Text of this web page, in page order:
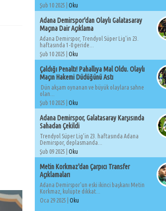
Şub 10 2025 |
Oku
Adana Demirspor'dan Olaylı Galatasaray
Maçına Dair Açıklama
Adana Demirspor, Trendyol Süper Lig'in 23.
haftasında 1-0 geride...
Şub 10 2025 |
Oku
Çaldığı Penaltı! Pahallıya Mal Oldu. Olaylı
Maçın Hakemi Düdüğünü Astı
Dün akşam oynanan ve büyük olaylara sahne
olan...
Şub 10 2025 |
Oku
Adana Demirspor, Galatasaray Karşısında
Sahadan Çekildi
Trendyol Süper Lig'in 23. haftasında Adana
Demirspor, deplasmanda...
Şub 09 2025 |
Oku
Metin Korkmaz'dan Çarpıcı Transfer
Açıklamaları
Adana Demirspor'un eski ikinci başkanı Metin
Korkmaz, kulüpte dikkat...
Oca 29 2025 |
Oku